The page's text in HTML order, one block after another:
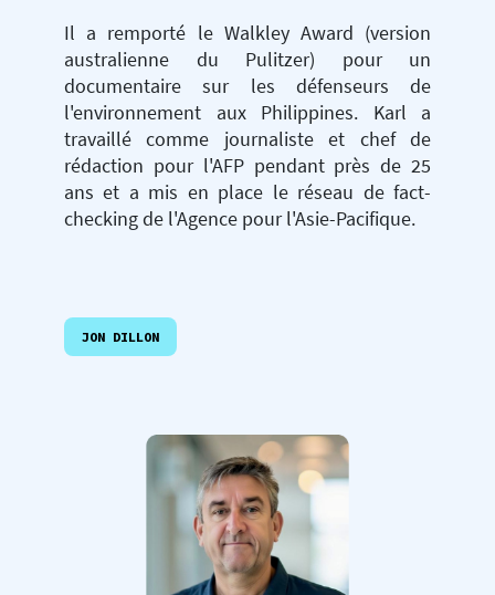
Il a remporté le Walkley Award (version
australienne du Pulitzer) pour un
documentaire sur les défenseurs de
l'environnement aux Philippines. Karl a
travaillé comme journaliste et chef de
rédaction pour l'AFP pendant près de 25
ans et a mis en place le réseau de fact-
checking de l'Agence pour l'Asie-Pacifique.
JON DILLON